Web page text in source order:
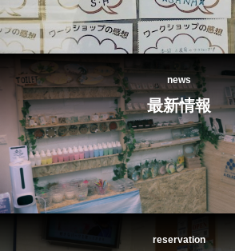
news
最新情報
reservation